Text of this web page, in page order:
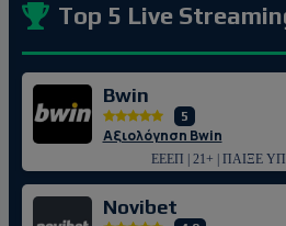
Top 5 Live
Bwin
5
Αξιολόγηση Bwin
ΕΕΕΠ | 21+ | ΠΑΙΞΕ
Novibet